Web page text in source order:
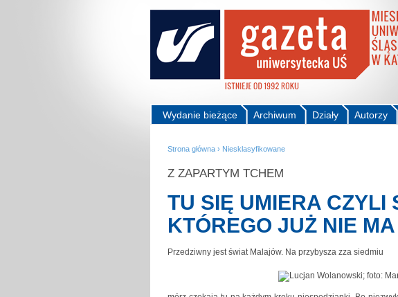
Autorzy
Działy
Archiwum
Wydanie bieżące
Strona główna › Niesklasyfikowane
Z ZAPARTYM TCHEM
TU SIĘ UMIERA CZYLI
KTÓREGO JUŻ NIE MA
Przedziwny jest świat Malajów. Na przybysza zza siedmiu